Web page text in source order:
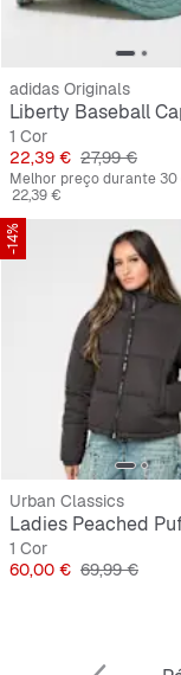
adidas Originals
Liberty Baseball
1 Cor
Preço
22,39 € Preço original
27,99 €
Melhor preço durante 30
22,39 €
-14%
Urban Classics
1 Cor
Preço
60,00 € Preço original
69,99 €